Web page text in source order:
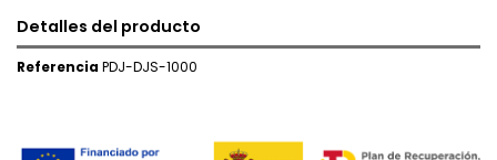
Detalles del producto
ReferenciaPDJ-DJS-1000